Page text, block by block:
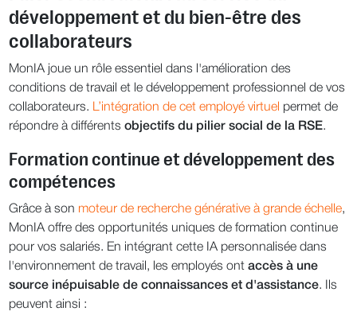
développement et du bien-être des
collaborateurs
MonIA joue un rôle essentiel dans l'amélioration des
conditions de travail et le développement professionnel de vos
collaborateurs. L’intégration de cet employé virtuel permet de
répondre à différentsobjectifs du pilier social de la RSE.
Formation continue et développement des
compétences
Grâce à son moteur de recherche générative à grande échelle,
MonIA offre des opportunités uniques de formation continue
pour vos salariés. En intégrant cette IA personnalisée dans
l'environnement de travail, les employés ontaccès à une
source inépuisable de connaissances et d'assistance. Ils
peuvent ainsi :